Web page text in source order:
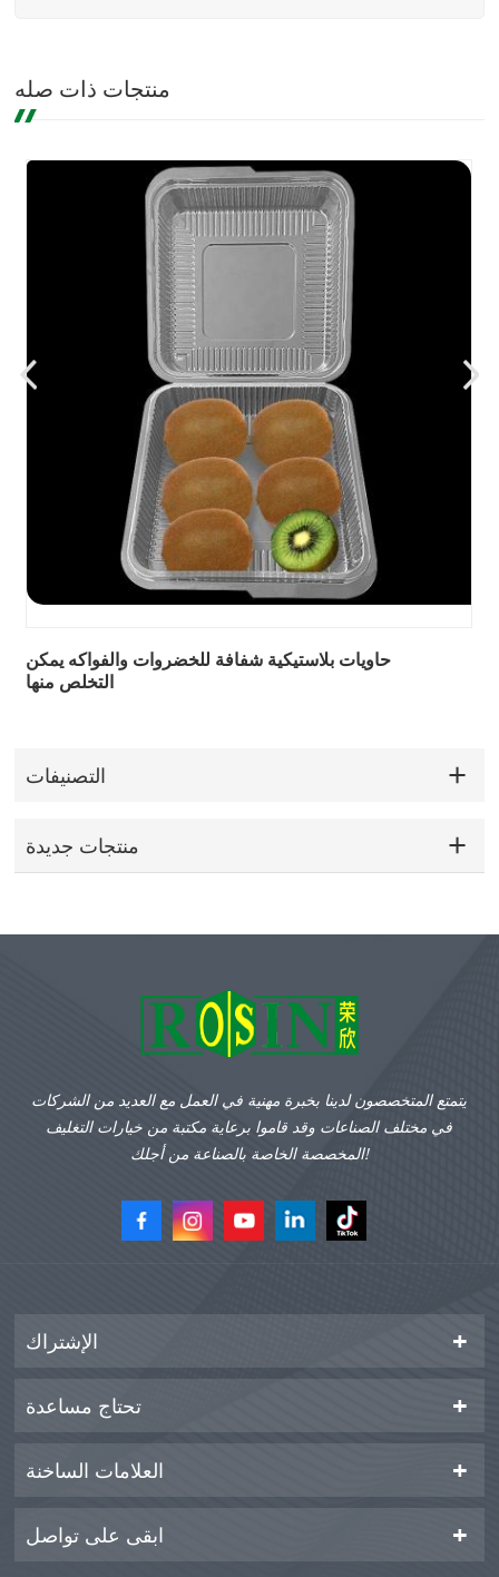
منتجات ذات صله
حاويات بلاستيكية شفافة للخضروات والفواكه يمكن
التخلص منها
التصنيفات
منتجات جديدة
يتمتع المتخصصون لدينا بخبرة مهنية في العمل مع العديد من الشركات
في مختلف الصناعات وقد قاموا برعاية مكتبة من خيارات التغليف
المخصصة الخاصة بالصناعة من أجلك!
الإشتراك
تحتاج مساعدة
العلامات الساخنة
ابقى على تواصل